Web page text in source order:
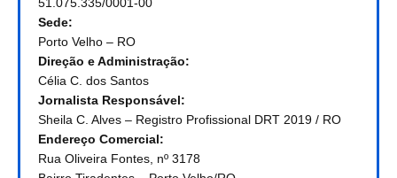
51.075.335/0001-00
Sede:
Porto Velho – RO
Direção e Administração:
Célia C. dos Santos
Jornalista Responsável:
Sheila C. Alves – Registro Profissional DRT 2019 / RO
Endereço Comercial:
Rua Oliveira Fontes, nº 3178